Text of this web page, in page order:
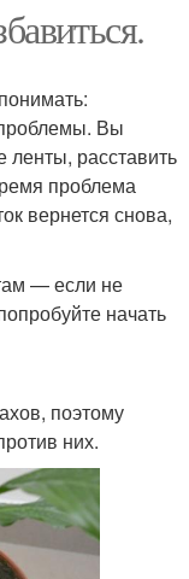
Вы
ленты, расставить
проблема
вернется снова,
— если не
начать
поэтому
них.